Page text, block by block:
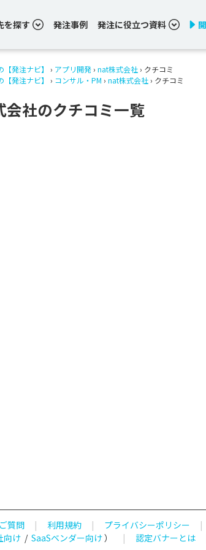
を探す 発注事例 発注に役立つ資料
発注ナビ】 › アプリ開発 › nat株式会社 › クチコミ
発注ナビ】
› コンサル・PM › nat株式会社 › クチコミ
会社のクチコミ一覧
質問 | 利用規約 | プライバシーポリシー
|
向け / SaaSベンダー向け） | 認定バナーとは